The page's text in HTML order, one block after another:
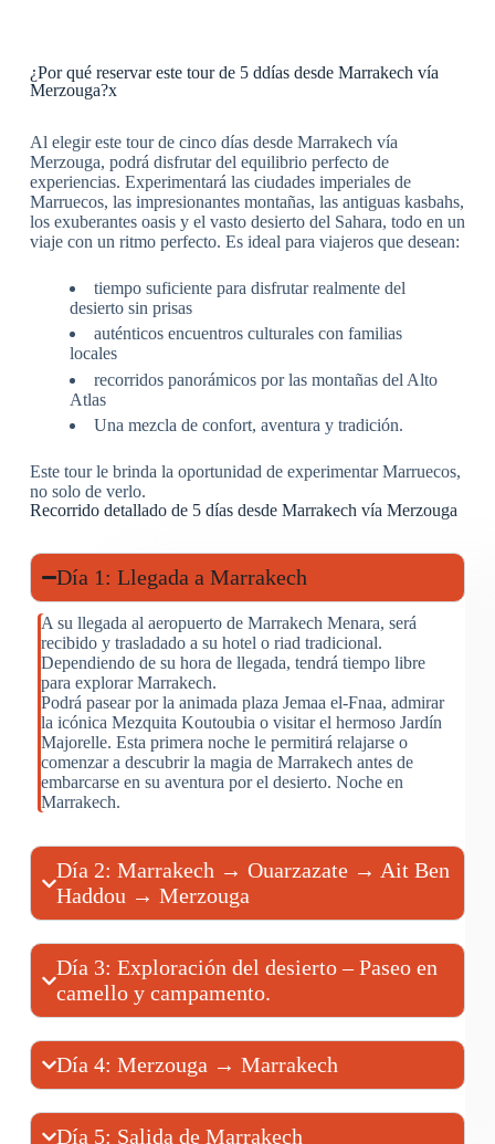
¿Por qué reservar este tour de 5 ddías desde Marrakech vía
Merzouga?x
Al elegir este tour de cinco días desde Marrakech vía
Merzouga, podrá disfrutar del equilibrio perfecto de
experiencias. Experimentará las ciudades imperiales de
Marruecos, las impresionantes montañas, las antiguas kasbahs,
los exuberantes oasis y el vasto desierto del Sahara, todo en un
viaje con un ritmo perfecto. Es ideal para viajeros que desean:
tiempo suficiente para disfrutar realmente del
desierto sin prisas
auténticos encuentros culturales con familias
locales
recorridos panorámicos por las montañas del Alto
Atlas
Una mezcla de confort, aventura y tradición.
Este tour le brinda la oportunidad de experimentar Marruecos,
no solo de verlo.
Recorrido detallado de 5 días desde Marrakech vía Merzouga
Día 1: Llegada a Marrakech
A su llegada al aeropuerto de Marrakech Menara, será
recibido y trasladado a su hotel o riad tradicional.
Dependiendo de su hora de llegada, tendrá tiempo libre
para explorar Marrakech.
Podrá pasear por la animada plaza Jemaa el-Fnaa, admirar
la icónica Mezquita Koutoubia o visitar el hermoso Jardín
Majorelle. Esta primera noche le permitirá relajarse o
comenzar a descubrir la magia de Marrakech antes de
embarcarse en su aventura por el desierto. Noche en
Marrakech.
Día 2: Marrakech → Ouarzazate → Ait Ben
Haddou → Merzouga
Día 3: Exploración del desierto – Paseo en
camello y campamento.
Día 4: Merzouga → Marrakech
Día 5: Salida de Marrakech